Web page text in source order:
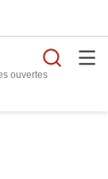
ouvertes